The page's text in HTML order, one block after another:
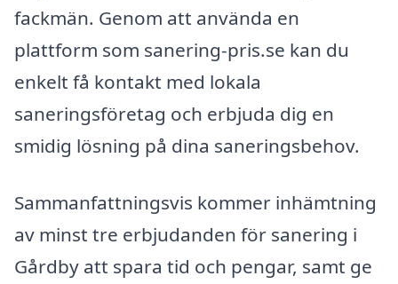
fackmän. Genom att använda en
plattform som sanering-pris.se kan du
enkelt få kontakt med lokala
saneringsföretag och erbjuda dig en
smidig lösning på dina saneringsbehov.
Sammanfattningsvis kommer inhämtning
av minst tre erbjudanden för sanering i
Gårdby att spara tid och pengar, samt ge